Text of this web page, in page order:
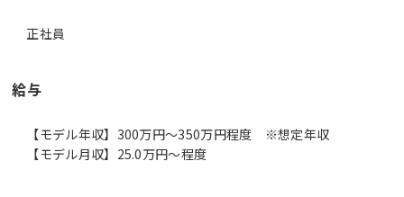
正社員
給与
【モデル年収】300万円〜350万円程度 ※想定年収
【モデル月収】25.0万円〜程度